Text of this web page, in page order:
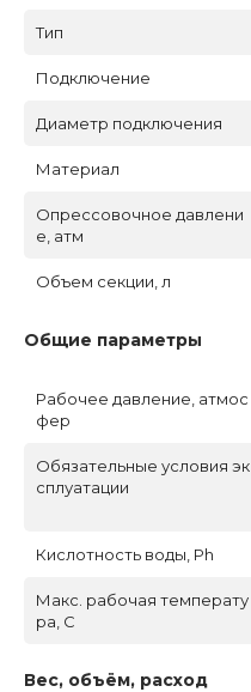
Тип
Подключение
Диаметр подключения
Материал
Опрессовочное давлени
е, атм
Объем секции, л
Общие параметры
Рабочее давление, атмос
фер
Обязательные условия эк
сплуатации
Кислотность воды, Ph
Макс. рабочая температу
ра, C
Вес, объём, расход